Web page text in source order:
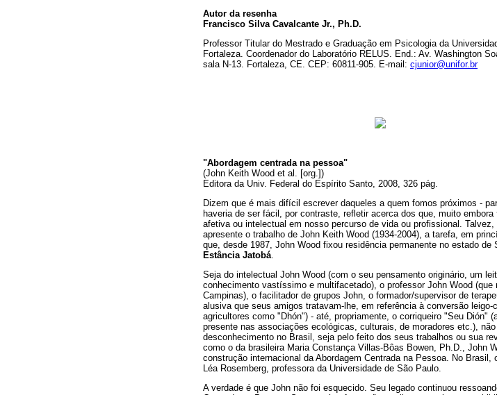
Autor da resenha
Francisco Silva Cavalcante Jr., Ph.D.
Professor Titular do Mestrado e Graduação em Psicologia da
Fortaleza. Coordenador do Laboratório RELUS. End.: Av. Washington
sala N-13. Fortaleza, CE. CEP: 60811-905. E-mail: cjunior@unifor.br
"Abordagem centrada na pessoa"
(John Keith Wood et al. [org.])
Editora da Univ. Federal do Espírito Santo, 2008, 326 pág.
Dizem que é mais difícil escrever daqueles a quem fomos próximos -
haveria de ser fácil, por contraste, refletir acerca dos que, muito
afetiva ou intelectual em nosso percurso de vida ou profissional.
apresente o trabalho de John Keith Wood (1934-2004), a tarefa, em
que, desde 1987, John Wood fixou residência permanente no estado
Estância Jatobá
Seja do intelectual John Wood (com o seu pensamento originário, um
conhecimento vastíssimo e multifacetado), o professor John Wood
Campinas), o facilitador de grupos John, o formador/supervisor de
alusiva que seus amigos tratavam-lhe, em referência à conversão
agricultores como "Dhón") - até, propriamente, o corriqueiro "Seu Dión"
presente nas associações ecológicas, culturais, de moradores etc.),
desconhecimento no Brasil, seja pelo feito dos seus trabalhos ou sua
como o da brasileira Maria Constança Villas-Bôas Bowen, Ph.D., John
construção internacional da Abordagem Centrada na Pessoa. No
Léa Rosemberg, professora da Universidade de São Paulo.
A verdade é que John não foi esquecido. Seu legado continuou